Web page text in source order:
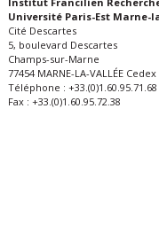
Université Paris-Est Marne-
Cité Descartes
5, boulevard Descartes
Champs-sur-Marne
77454 MARNE-LA-VALLÉE Cedex
Téléphone : +33.(0)1.60.95.71.68
Fax : +33.(0)1.60.95.72.38